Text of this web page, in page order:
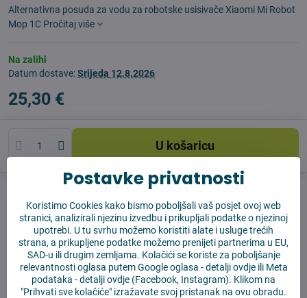
Alternativna posuda za vodu za robotske usisivače Xiaomi Mi Robot
Mop 1C Pročitaj više
Na zalihi
Datum dostave:Srijeda 12.8.2026
25,30 €
U košaricu
Proizvođač:Vysajto.sk
✅ Spremno za slanje odmah
✅ BESPLATNA dostava iznad 55 EUR
✅ 14 dana za povrat robe
Postavke privatnosti
Koristimo Cookies kako bismo poboljšali vaš posjet ovoj web
stranici, analizirali njezinu izvedbu i prikupljali podatke o njezinoj
upotrebi. U tu svrhu možemo koristiti alate i usluge trećih
strana, a prikupljene podatke možemo prenijeti partnerima u EU,
SAD-u ili drugim zemljama. Kolačići se koriste za poboljšanje
relevantnosti oglasa putem Google oglasa -detalji ovdjeili Meta
podataka -detalji ovdje (Facebook, Instagram). Klikom na
"Prihvati sve kolačiće" izražavate svoj pristanak na ovu obradu.